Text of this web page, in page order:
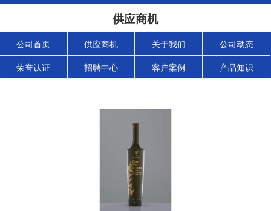
供应商机
公司首页 供应商机 关于我们 公司动态
荣誉认证 招聘中心 客户案例 产品知识